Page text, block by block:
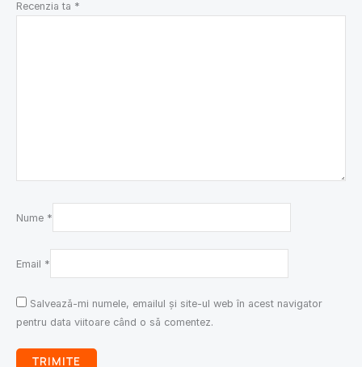
Recenzia ta *
Nume *
Email *
Salvează-mi numele, emailul și site-ul web în acest navigator
pentru data viitoare când o să comentez.